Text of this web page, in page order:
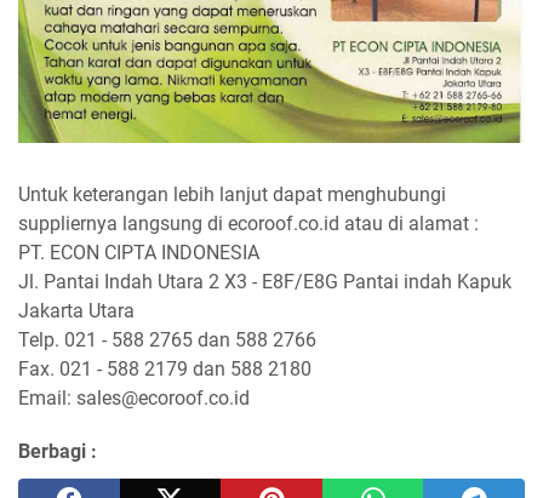
Untuk keterangan lebih lanjut dapat menghubungi
suppliernya langsung di ecoroof.co.id atau di alamat :
PT. ECON CIPTA INDONESIA
Jl. Pantai Indah Utara 2 X3 - E8F/E8G Pantai indah Kapuk
Jakarta Utara
Telp. 021 - 588 2765 dan 588 2766
Fax. 021 - 588 2179 dan 588 2180
Email: sales@ecoroof.co.id
Berbagi :